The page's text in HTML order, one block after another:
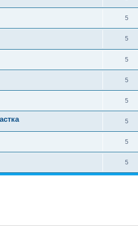
5
5
5
5
5
5
5
5